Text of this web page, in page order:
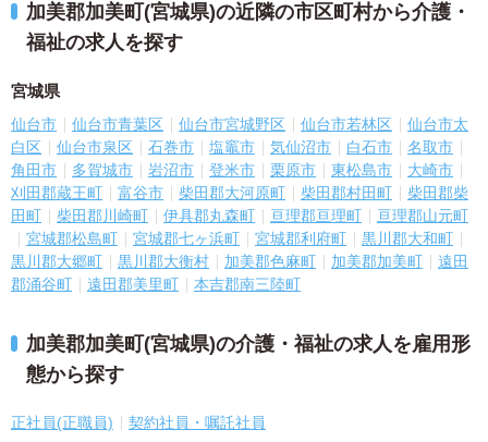
加美郡加美町(宮城県)の近隣の市区町村から介護・
福祉の求人を探す
宮城県
仙台市 仙台市青葉区 仙台市宮城野区 仙台市若林区
仙台市太
白区
仙台市泉区 石巻市 塩竈市 気仙沼市 白石市
名取市
角田市
多賀城市 岩沼市 登米市 栗原市 東松島市
大崎市
刈田郡蔵王町
富谷市 柴田郡大河原町 柴田郡村田町
柴田郡柴
田町
柴田郡川崎町 伊具郡丸森町 亘理郡亘理町
亘理郡山元町
宮城郡松島町
宮城郡七ヶ浜町 宮城郡利府町
黒川郡大和町
黒川郡大郷町
黒川郡大衡村 加美郡色麻町 加美郡加美町
遠田
郡涌谷町
遠田郡美里町 本吉郡南三陸町
加美郡加美町(宮城県)の介護・福祉の求人を雇用形
態から探す
正社員(正職員) 契約社員・嘱託社員